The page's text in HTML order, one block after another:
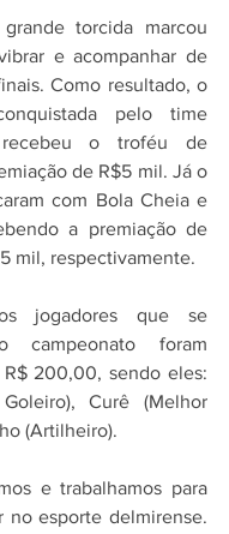
torcida marcou
e acompanhar de
Como resultado, o
pelo time
o troféu de
de R$5 mil. Já o
com Bola Cheia e
a premiação de
mil, respectivamente.
jogadores que se
campeonato foram
R$ 200,00, sendo eles:
Curê (Melhor
(Artilheiro).
e trabalhamos para
no esporte delmirense.